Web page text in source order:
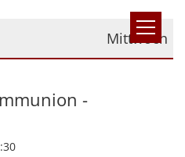
Mittwoch
-